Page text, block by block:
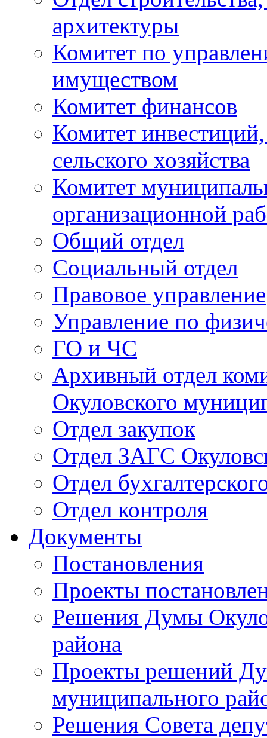
архитектуры
Комитет по
имуществом
Комитет финансов
Комитет
сельского хозяйства
Комитет
организационной
Общий отдел
Социальный отдел
Правовое управление
Управление по
ГО и ЧС
Архивный отдел
Окуловского
Отдел закупок
Отдел ЗАГС
Отдел
Отдел контроля
Документы
Постановления
Проекты
Решения Думы
района
Проекты решений
муниципального
Решения Совета